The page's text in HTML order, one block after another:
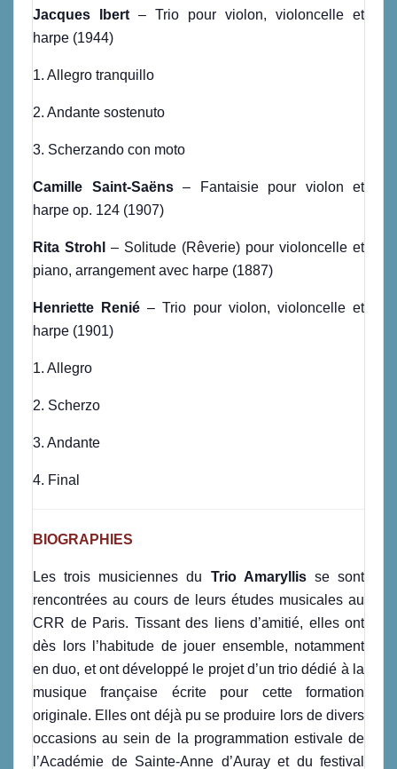
Jacques Ibert – Trio pour violon, violoncelle et
harpe (1944)
1. Allegro tranquillo
2. Andante sostenuto
3. Scherzando con moto
Camille Saint-Saëns– Fantaisie pour violon et
harpe op. 124 (1907)
Rita Strohl
– Solitude (Rêverie) pour violoncelle et
piano, arrangement avec harpe (1887)
Henriette Renié – Trio pour violon, violoncelle et
harpe (1901)
1. Allegro
2. Scherzo
3. Andante
4. Final
BIOGRAPHIES
Les trois musiciennes du Trio Amaryllisse sont
rencontrées au cours de leurs études musicales au
CRR de Paris. Tissant des liens d’amitié, elles ont
dès lors l’habitude de jouer ensemble, notamment
en duo, et ont développé le projet d’un trio dédié à la
musique française écrite pour cette formation
originale. Elles ont déjà pu se produire lors de divers
occasions au sein de la programmation estivale de
l’Académie de Sainte-Anne d’Auray et du festival